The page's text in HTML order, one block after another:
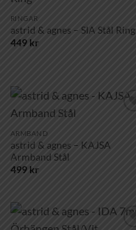
RINGAR
astrid & agnes – SIA Stål Ring
449 kr
ARMBAND
astrid & agnes – KAJSA
Armband Stål
499 kr